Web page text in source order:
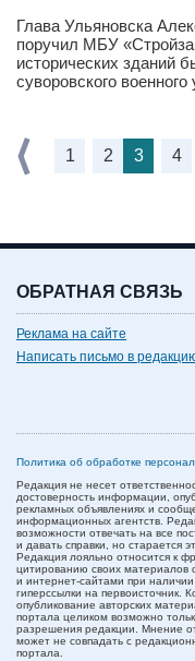
Глава Ульяновска
поручил МБУ
исторических зданий
суворовского
1 2 3 4
ОБРАТНАЯ СВЯЗЬ
Реклама на сайте
Написать письмо в
Политика об обработке
Редакция не несет
достоверность информации,
рекламных объявлениях и
информационных агентств.
возможности отвечать на все
и давать справки, но старается
Редакция лояльно относится к
цитированию своих
и интернет-сайтами при наличии
гиперссылки на первоисточник.
опубликование авторских
портала целиком возможно
разрешения редакции. Мнение
может не совпадать с
портала.